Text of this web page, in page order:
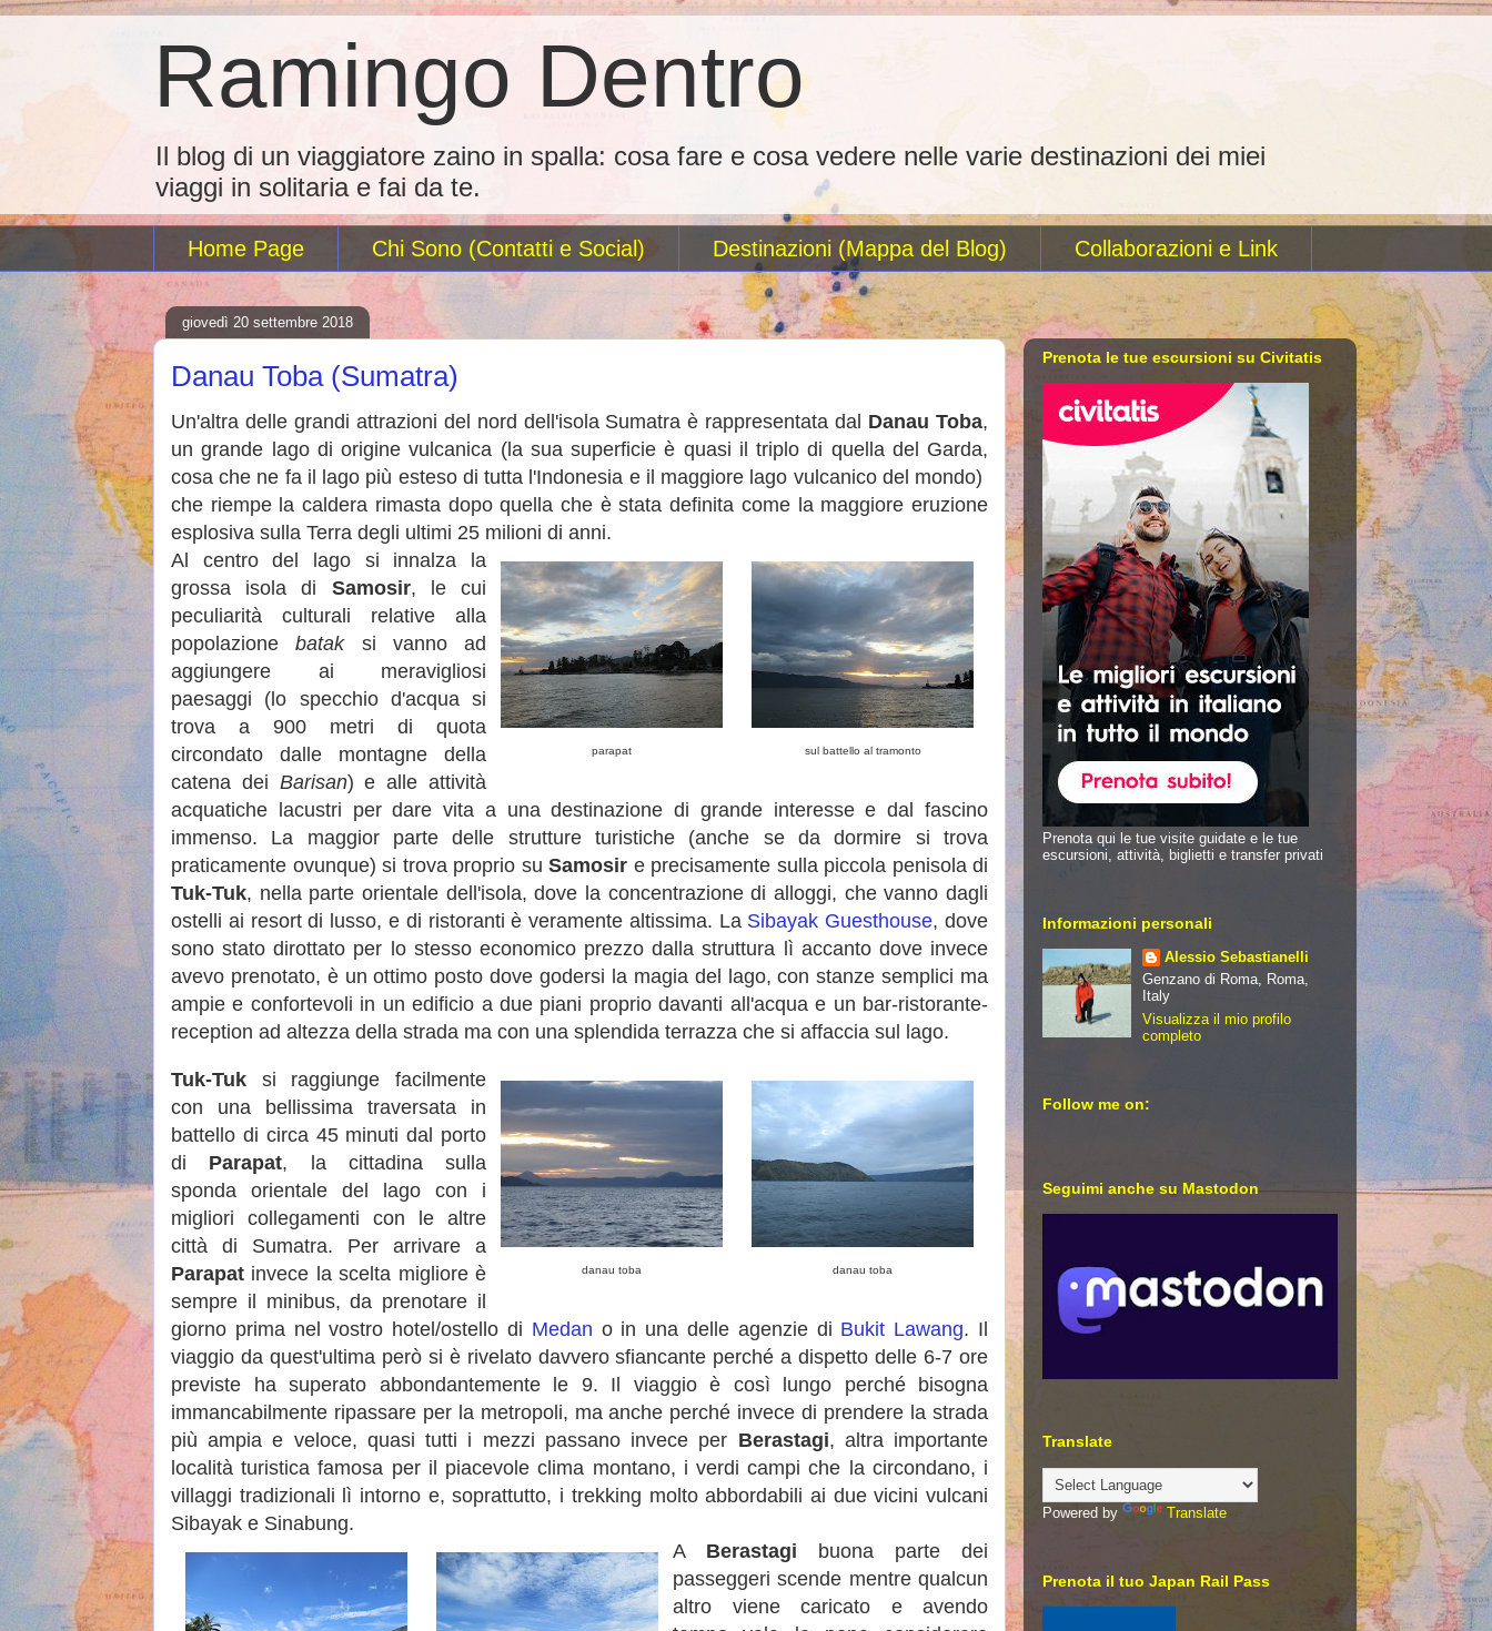
Ramingo Dentro
Il blog di un viaggiatore zaino in spalla: cosa fare e cosa vedere nelle varie destinazioni dei miei
viaggi in solitaria e fai da te.
Home Page Chi Sono (Contatti e Social) Destinazioni (Mappa del Blog) Collaborazioni e Link
giovedì 20 settembre 2018
Danau Toba (Sumatra)
Un'altra delle grandi attrazioni del nord dell'isola Sumatra è rappresentata dal Danau Toba,
un grande lago di origine vulcanica (la sua superficie è quasi il triplo di quella del Garda,
cosa che ne fa il lago più esteso di tutta l'Indonesia e il maggiore lago vulcanico del mondo)
che riempe la caldera rimasta dopo quella che è stata definita come la maggiore eruzione
esplosiva sulla Terra degli ultimi 25 milioni di anni.
sul battello al tramonto
parapat
Al centro del lago si innalza la
grossa isola di Samosir, le cui
peculiarità culturali relative alla
popolazionebataksi vanno ad
aggiungere ai meravigliosi
paesaggi (lo specchio d'acqua si
trova a 900 metri di quota
circondato dalle montagne della
catena dei Barisan) e alle attività
acquatiche lacustri per dare vita a una destinazione di grande interesse e dal fascino
immenso. La maggior parte delle strutture turistiche (anche se da dormire si trova
praticamente ovunque) si trova proprio su Samosir e precisamente sulla piccola penisola di
Tuk-Tuk, nella parte orientale dell'isola, dove la concentrazione di alloggi, che vanno dagli
ostelli ai resort di lusso, e di ristoranti è veramente altissima. La Sibayak Guesthouse, dove
sono stato dirottato per lo stesso economico prezzo dalla struttura lì accanto dove invece
avevo prenotato, è un ottimo posto dove godersi la magia del lago, con stanze semplici ma
ampie e confortevoli in un edificio a due piani proprio davanti all'acqua e un bar-ristorante-
reception ad altezza della strada ma con una splendida terrazza che si affaccia sul lago.
danau toba
danau toba
Tuk-Tuk si raggiunge facilmente
con una bellissima traversata in
battello di circa 45 minuti dal porto
di Parapat, la cittadina sulla
sponda orientale del lago con i
migliori collegamenti con le altre
città di Sumatra. Per arrivare a
Parapat invece la scelta migliore è
sempre il minibus, da prenotare il
giorno prima nel vostro hotel/ostello di Medan o in una delle agenzie di Bukit Lawang. Il
viaggio da quest'ultima però si è rivelato davvero sfiancante perché a dispetto delle 6-7 ore
previste ha superato abbondantemente le 9. Il viaggio è così lungo perché bisogna
immancabilmente ripassare per la metropoli, ma anche perché invece di prendere la strada
più ampia e veloce, quasi tutti i mezzi passano invece per Berastagi, altra importante
località turistica famosa per il piacevole clima montano, i verdi campi che la circondano, i
villaggi tradizionali lì intorno e, soprattutto, i trekking molto abbordabili ai due vicini vulcani
Sibayak e Sinabung.
A Berastagi buona parte dei
passeggeri scende mentre qualcun
altro viene caricato e avendo
Prenota le tue escursioni su Civitatis
Prenota qui le tue visite guidate e le tue
escursioni, attività, biglietti e transfer privati
Informazioni personali
Alessio Sebastianelli
Genzano di Roma, Roma,
Italy
Visualizza il mio profilo
completo
Follow me on:
Seguimi anche su Mastodon
Translate
Powered by Translate
Prenota il tuo Japan Rail Pass